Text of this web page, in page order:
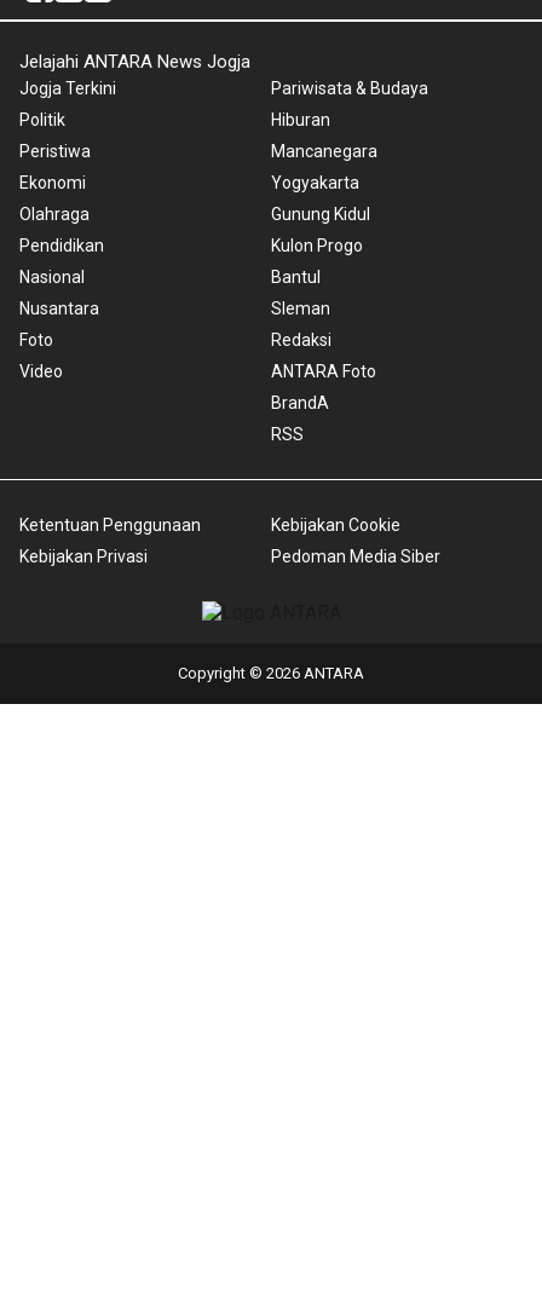
Jelajahi ANTARA News Jogja
Jogja Terkini
Politik
Peristiwa
Ekonomi
Olahraga
Pendidikan
Nasional
Nusantara
Foto
Video
Pariwisata & Budaya
Hiburan
Mancanegara
Yogyakarta
Gunung Kidul
Kulon Progo
Bantul
Sleman
Redaksi
ANTARA Foto
BrandA
RSS
Ketentuan Penggunaan
Kebijakan Privasi
Kebijakan Cookie
Pedoman Media Siber
Copyright © 2026 ANTARA